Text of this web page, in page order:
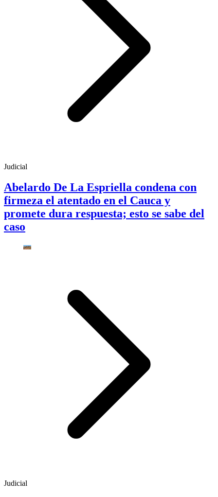
Judicial
Abelardo De La Espriella condena con
firmeza el atentado en el Cauca y
promete dura respuesta; esto se sabe del
caso
Judicial